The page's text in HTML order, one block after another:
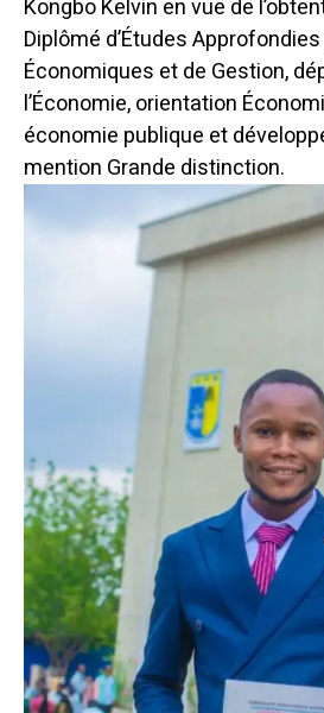
Kongbo Kelvin en vue de
Diplômé d’Études
Économiques et de Gestion,
l’Économie, orientation
économie publique et
mention Grande distinction.